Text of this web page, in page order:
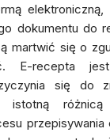
dokumentu do
martwić się o
E-recepta
się do
istotną
przepisywania